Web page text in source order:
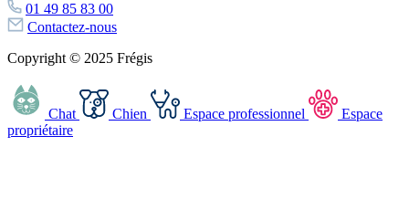
01 49 85 83 00
Contactez-nous
Copyright © 2025 Frégis
Chat Chien Espace professionnel
Espace
propriétaire